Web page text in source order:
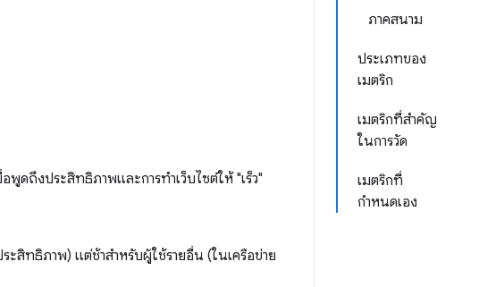
ภาคสนาม
ประเภทของ
เมตริก
เมตริกที่สําคัญ
ในการวัด
เมตริกที่
กำหนดเอง
ดถึงประสิทธิภาพและการทำเว็บไซต์ให้ "เร็ว"
ะสิทธิภาพ) แต่ช้าสำหรับผู้ใช้รายอื่น (ในเครือข่าย